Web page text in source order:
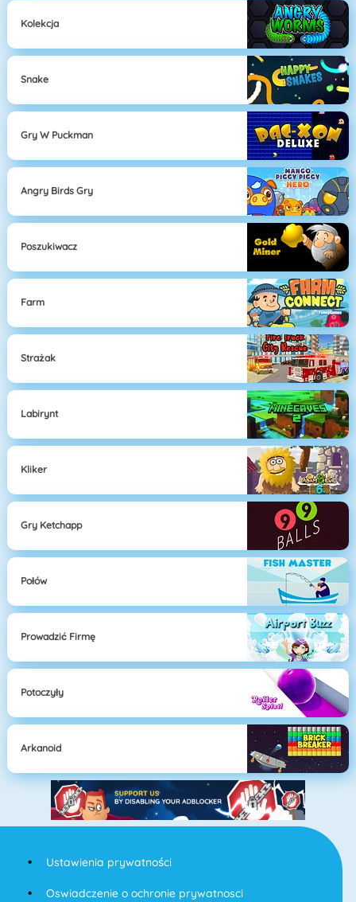
Kolekcja
Snake
Gry W Puckman
Angry Birds Gry
Poszukiwacz
Farm
Strażak
Labirynt
Kliker
Gry Ketchapp
Połów
Prowadzić Firmę
Potoczyły
Arkanoid
Ustawienia prywatności
Oswiadczenie o ochronie prywatnosci